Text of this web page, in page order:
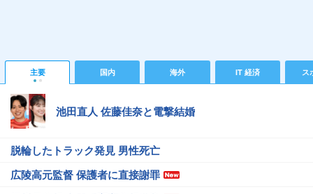
主要 国内 海外 IT 経済 ス
池田直人 佐藤佳奈と電撃結婚
脱輪したトラック発見 男性死亡
広陵高元監督 保護者に直接謝罪